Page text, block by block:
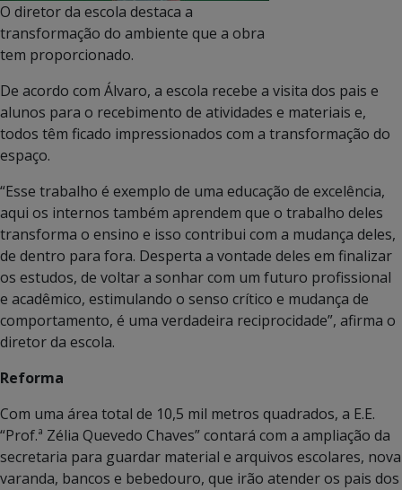
O diretor da escola destaca a
transformação do ambiente que a obra
tem proporcionado.
De acordo com Álvaro, a escola recebe a visita dos pais e
alunos para o recebimento de atividades e materiais e,
todos têm ficado impressionados com a transformação do
espaço.
“Esse trabalho é exemplo de uma educação de excelência,
aqui os internos também aprendem que o trabalho deles
transforma o ensino e isso contribui com a mudança deles,
de dentro para fora. Desperta a vontade deles em finalizar
os estudos, de voltar a sonhar com um futuro profissional
e acadêmico, estimulando o senso crítico e mudança de
comportamento, é uma verdadeira reciprocidade”, afirma o
diretor da escola.
Reforma
Com uma área total de 10,5 mil metros quadrados, a E.E.
“Prof.ª Zélia Quevedo Chaves” contará com a ampliação da
secretaria para guardar material e arquivos escolares, nova
varanda, bancos e bebedouro, que irão atender os pais dos